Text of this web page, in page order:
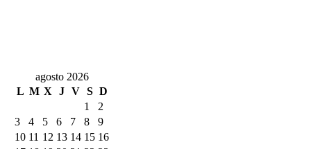
agosto 2026
L M X J V S D
1
2
3
4 5 6 7 8
9
10 11 12 13 14 15 16